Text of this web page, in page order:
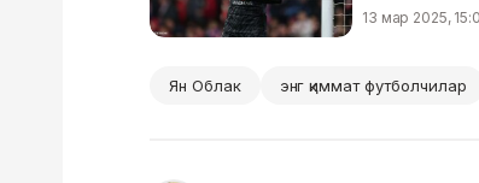
13 мар 2025,
Ян Облак энг қиммат футболчилар